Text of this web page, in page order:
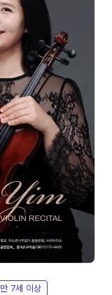
만 7세 이상